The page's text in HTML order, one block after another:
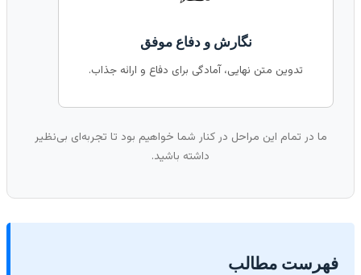
نگارش و دفاع موفق
تدوین متن نهایی، آمادگی برای دفاع و ارائه جذاب.
ما در تمام این مراحل در کنار شما خواهیم بود تا تجربه‌ای بی‌نظیر
داشته باشید.
مطالب